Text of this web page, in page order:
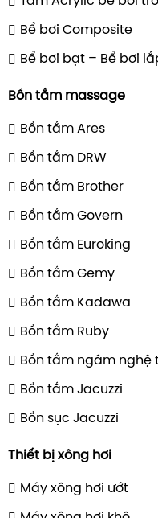
Bể bơi Composite
Bể bơi bạt – Bể bơi
Bồn tắm massage
Bồn tắm Ares
Bồn tắm DRW
Bồn tắm Brother
Bồn tắm Govern
Bồn tắm Euroking
Bồn tắm Gemy
Bồn tắm Kadawa
Bồn tắm Ruby
Bồn tắm ngâm nghệ
Bồn tắm Jacuzzi
Bồn sục Jacuzzi
Thiết bị xông hơi
Máy xông hơi ướt